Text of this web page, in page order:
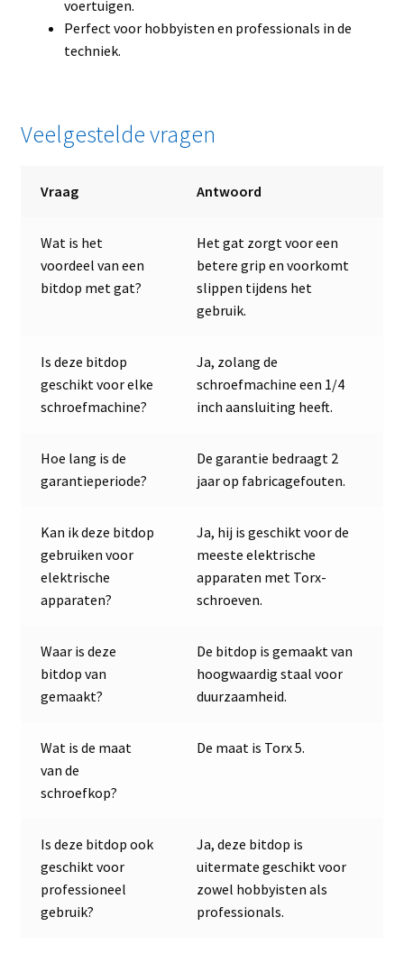
voertuigen.
Perfect voor hobbyisten en professionals in de
techniek.
Veelgestelde vragen
Vraag Antwoord
Wat is het
voordeel van een
bitdop met gat?
Het gat zorgt voor een
betere grip en voorkomt
slippen tijdens het
gebruik.
Is deze bitdop
geschikt voor elke
schroefmachine?
Ja, zolang de
schroefmachine een 1/4
inch aansluiting heeft.
Hoe lang is de
garantieperiode?
De garantie bedraagt 2
jaar op fabricagefouten.
Kan ik deze bitdop
gebruiken voor
elektrische
apparaten?
Ja, hij is geschikt voor de
meeste elektrische
apparaten met Torx-
schroeven.
Waar is deze
bitdop van
gemaakt?
De bitdop is gemaakt van
hoogwaardig staal voor
duurzaamheid.
Wat is de maat
van de
schroefkop?
De maat is Torx 5.
Is deze bitdop ook
geschikt voor
professioneel
gebruik?
Ja, deze bitdop is
uitermate geschikt voor
zowel hobbyisten als
professionals.